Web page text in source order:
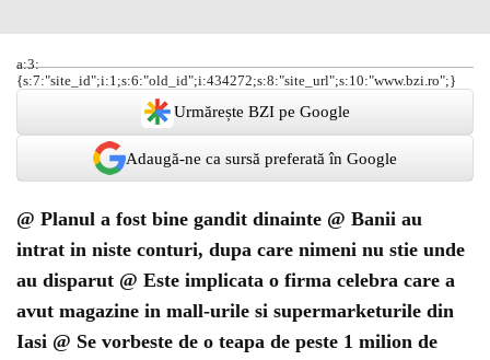
a:3:
{s:7:"site_id";i:1;s:6:"old_id";i:434272;s:8:"site_url";s:10:"www.bzi.ro";}
Urmărește BZI pe Google
Adaugă-ne ca sursă preferată în Google
@ Planul a fost bine gandit dinainte @ Banii au
intrat in niste conturi, dupa care nimeni nu stie unde
au disparut @ Este implicata o firma celebra care a
avut magazine in mall-urile si supermarketurile din
Iasi @ Se vorbeste de o teapa de peste 1 milion de